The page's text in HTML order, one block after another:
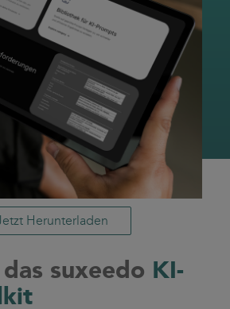
Herunterladen
suxeedo KI-